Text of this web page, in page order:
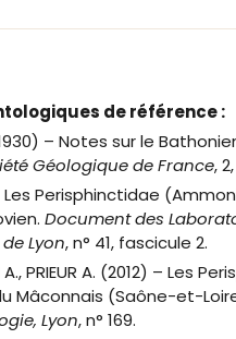
de référence :
(1930) – Notes sur le
Géologique de France,
Les Perisphinctidae
Document des
Lyon, n° 41, fascicule 2.
A., PRIEUR A. (2012) – Les
Mâconnais (Saône-et-
Lyon, n° 169.